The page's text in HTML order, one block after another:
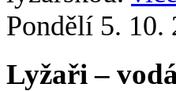
Pondělí 5. 10.
Lyžaři –